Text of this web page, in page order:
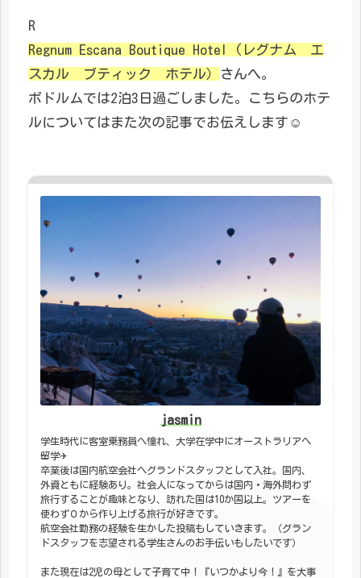
R
Regnum Escana Boutique Hotel (レグナム エ
スカル ブティック ホテル）
さんへ。
ボドルムでは2泊3日過ごしました。こちらのホテ
ルについてはまた次の記事でお伝えします☺
jasmin
学生時代に客室乗務員へ憧れ、大学在学中にオーストラリアへ
留学✈︎
卒業後は国内航空会社へグランドスタッフとして入社。国内、
外資ともに経験あり。社会人になってからは国内・海外問わず
旅行することが趣味となり、訪れた国は10か国以上。ツアーを
使わず０から作り上げる旅行が好きです。
航空会社勤務の経験を生かした投稿もしていきます。（グラン
ドスタッフを志望される学生さんのお手伝いもしたいです）
また現在は2児の母として子育て中！『いつかより今！』を大事